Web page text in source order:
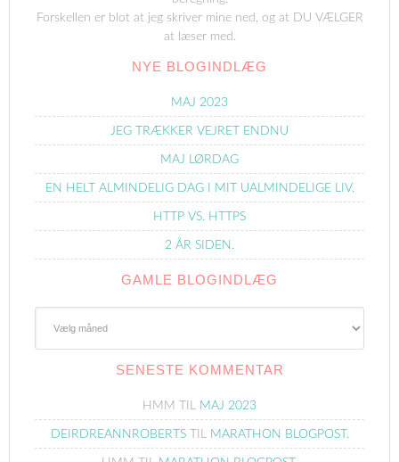
Forskellen er blot at jeg skriver mine ned, og at DU VÆLGER
at læser med.
NYE BLOGINDLÆG
MAJ 2023
JEG TRÆKKER VEJRET ENDNU
MAJ LØRDAG
EN HELT ALMINDELIG DAG I MIT UALMINDELIGE LIV.
HTTP VS. HTTPS
2 ÅR SIDEN.
GAMLE BLOGINDLÆG
SENESTE KOMMENTAR
HMM TIL MAJ 2023
DEIRDREANNROBERTSTIL MARATHON BLOGPOST.